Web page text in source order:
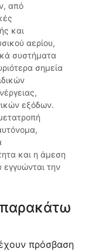
από
και
αερίου,
συστήματα
σημεία
εξόδων.
και η άμεση
την
παρακάτω
πρόσβαση